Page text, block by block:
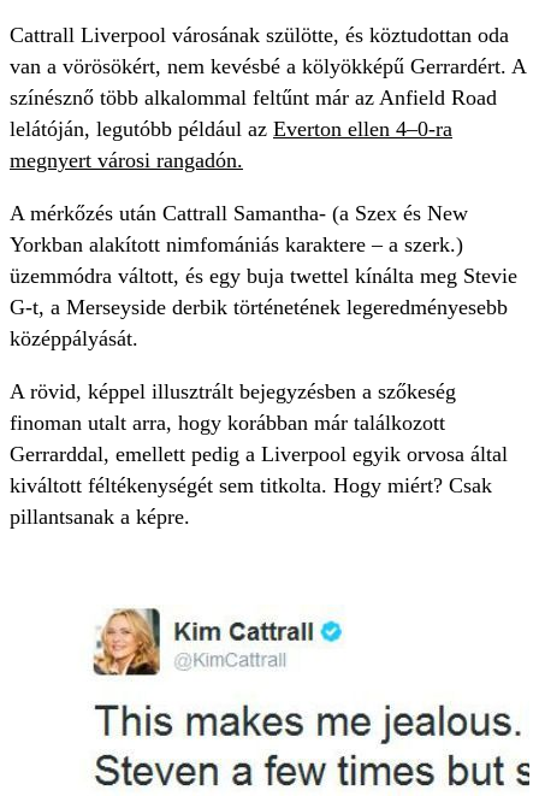
Cattrall Liverpool városának szülötte, és köztudottan oda
van a vörösökért, nem kevésbé a kölyökképű Gerrardért. A
színésznő több alkalommal feltűnt már az Anfield Road
lelátóján, legutóbb például az Everton ellen 4–0-ra
megnyert városi rangadón.
A mérkőzés után Cattrall Samantha- (a Szex és New
Yorkban alakított nimfomániás karaktere – a szerk.)
üzemmódra váltott, és egy buja twettel kínálta meg Stevie
G-t, a Merseyside derbik történetének legeredményesebb
középpályását.
A rövid, képpel illusztrált bejegyzésben a szőkeség
finoman utalt arra, hogy korábban már találkozott
Gerrarddal, emellett pedig a Liverpool egyik orvosa által
kiváltott féltékenységét sem titkolta. Hogy miért? Csak
pillantsanak a képre.